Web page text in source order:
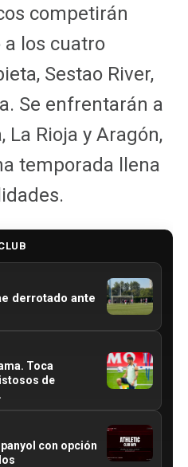
competirán
los cuatro
Sestao River,
Se enfrentarán a
La Rioja y Aragón,
temporada llena
derrotado ante
Toca
de
con opción